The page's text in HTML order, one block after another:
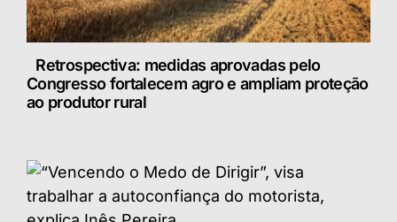
Retrospectiva: medidas aprovadas pelo
Congresso fortalecem agro e ampliam proteção
ao produtor rural